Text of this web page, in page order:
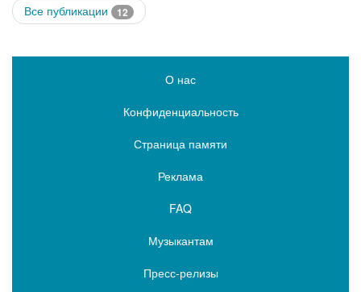
Все публикации 12
О нас
Конфиденциальность
Страница памяти
Реклама
FAQ
Музыкантам
Пресс-релизы